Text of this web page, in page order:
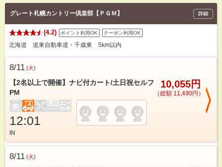
グレート札幌カントリー倶楽部【ＰＧＭ】 詳細
(4.2) ポイント利用OK クーポン利用OK
北海道 道東自動車道・千歳東 5km以内
8/11 (火)
【2名以上で開催】ナビ付カート/土日祝セルフ
PM
10,055円
（総額 11,490円）
12:01
IN
8/11 (火)